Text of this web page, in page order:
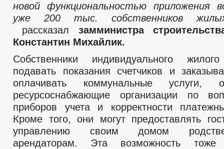
новой функциональностью приложения
уже 200 тыс. собственников
рассказал замминистра
Константин Михайлик.
Собственники индивидуального
подавать показания счетчиков и
оплачивать коммунальные услуги,
ресурсоснабжающие организации по
приборов учета и корректности
Кроме того, они могут предоставлять
управлению своим домом
арендаторам. Эта возможность